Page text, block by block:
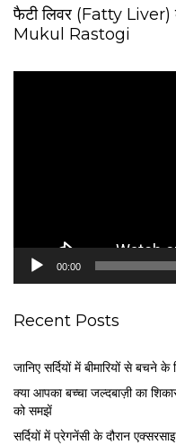
फैटी लिवर (Fatty Liver)
Mukul Rastogi
00:00
Recent Posts
जानिए सर्दियों में बीमारियों से बचने
क्या आपका बच्चा जल्दबाज़ी का
को समझें
सर्द‍ियों में प्रेगनेंसी के दौरान